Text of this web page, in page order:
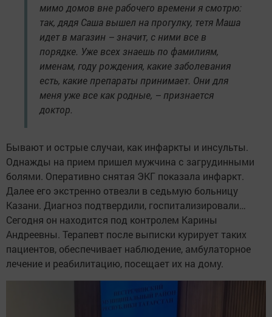
мимо домов вне рабочего времени я смотрю:
так, дядя Саша вышел на прогулку, тетя Маша
идет в магазин – значит, с ними все в
порядке. Уже всех знаешь по фамилиям,
именам, году рождения, какие заболевания
есть, какие препараты принимает. Они для
меня уже все как родные, – признается
доктор.
Бывают и острые случаи, как инфаркты и инсульты.
Однажды на прием пришел мужчина с загрудинными
болями. Оперативно снятая ЭКГ показала инфаркт.
Далее его экстренно отвезли в седьмую больницу
Казани. Диагноз подтвердили, госпитализировали…
Сегодня он находится под контролем Карины
Андреевны. Терапевт после выписки курирует таких
пациентов, обеспечивает наблюдение, амбулаторное
лечение и реабилитацию, посещает их на дому.